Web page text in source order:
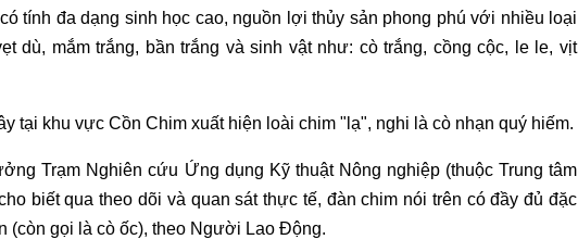
tính đa dạng sinh học cao, nguồn lợi thủy sản phong phú với nhiều loại
dù, mắm trắng, bần trắng và sinh vật như: cò trắng, cồng cộc, le le, vịt
tại khu vực Cồn Chim xuất hiện loài chim "lạ", nghi là cò nhạn quý hiếm.
Trạm Nghiên cứu Ứng dụng Kỹ thuật Nông nghiệp (thuộc Trung tâm
biết qua theo dõi và quan sát thực tế, đàn chim nói trên có đầy đủ đặc
(còn gọi là cò ốc), theo Người Lao Động.